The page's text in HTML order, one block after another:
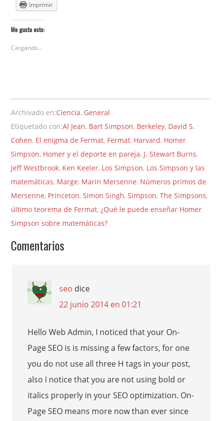
Imprimir
Me gusta esto:
Cargando...
Archivado en:Ciencia, General
Etiquetado con:Al Jean, Bart Simpson, Berkeley, David S.
Cohen, El enigma de Fermat, Fermat, Harvard, Homer
Simpson, Homer y el deporte en pareja, J. Stewart Burns,
Jeff Westbrook, Ken Keeler, Los Simpson, Los Simpson y las
matemáticas, Marge, Marin Mersenne, Números primos de
Mersenne, Princeton,Simon Singh,Simpson,The Simpsons,
último teorema de Fermat,¿Qué le puede enseñar Homer
Simpson sobre matemáticas?
Comentarios
seo dice
22 junio 2014 en 01:21
Hello Web Admin, I noticed that your On-
Page SEO is is missing a few factors, for one
you do not use all three H tags in your post,
also I notice that you are not using bold or
italics properly in your SEO optimization. On-
Page SEO means more now than ever since